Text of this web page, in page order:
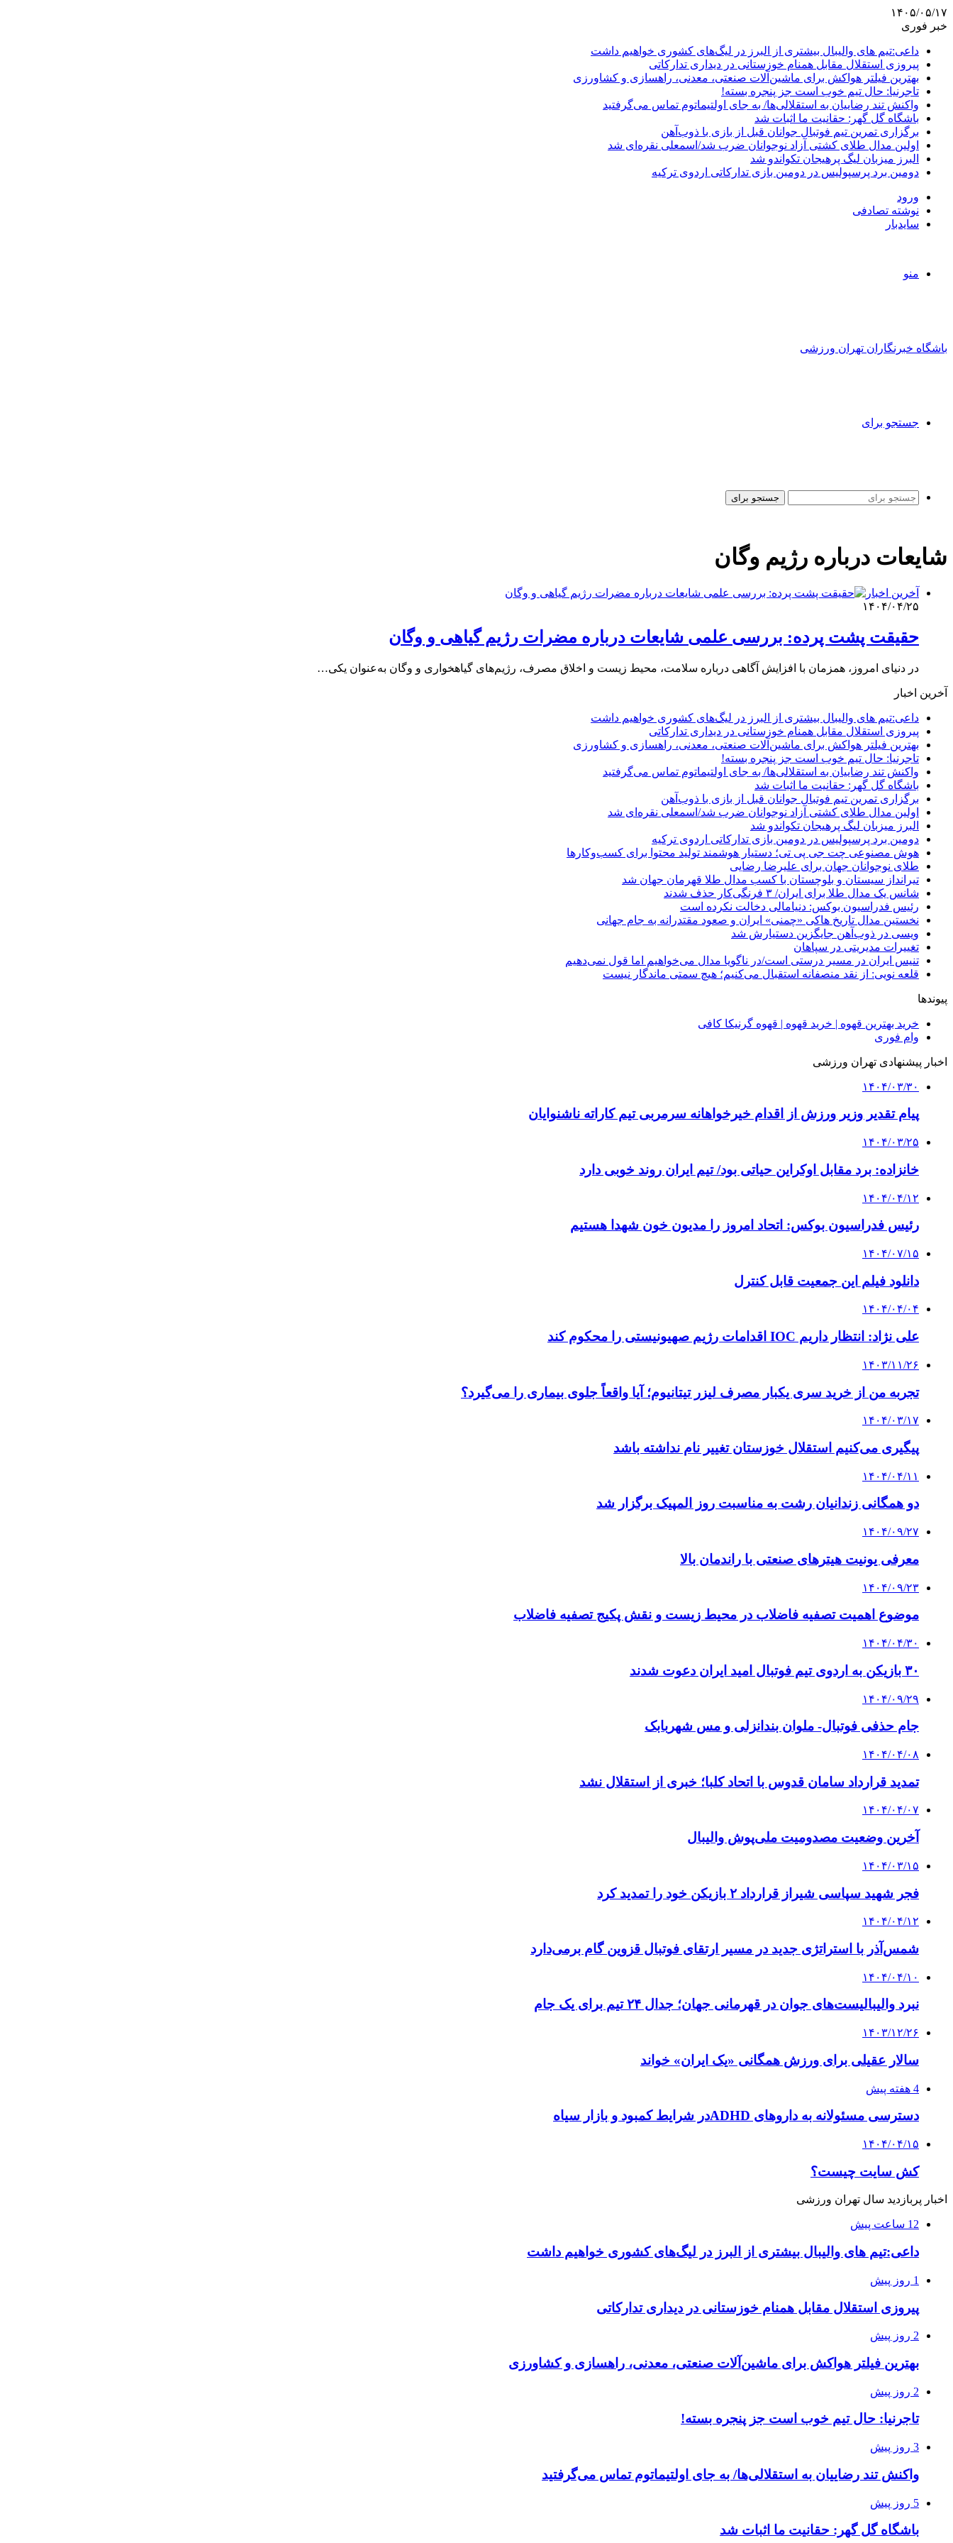
۱۴۰۵/۰۵/۱۷
خبر فوری
داعی:تیم های والیبال بیشتری از البرز در لیگ‌های کشوری خواهیم داشت
پیروزی استقلال مقابل همنام خوزستانی در دیداری تدارکاتی
بهترین فیلتر هواکش برای ماشین‌آلات صنعتی، معدنی، راهسازی و کشاورزی
تاجرنیا: حال تیم خوب است جز پنجره بسته!
واکنش تند رضاییان به استقلالی‌ها/ به جای اولتیماتوم تماس می‌گرفتید
باشگاه گل گهر: حقانیت ما اثبات شد
برگزاری تمرین تیم فوتبال جوانان قبل از بازی با ذوب‌آهن
اولین مدال طلای کشتی آزاد نوجوانان ضرب شد/اسمعلی نقره‌ای شد
البرز میزبان لیگ پرهیجان تکواندو شد
دومین برد پرسپولیس در دومین بازی تدارکاتی اردوی ترکیه
ورود
نوشته تصادفی
سایدبار
منو
باشگاه خبرنگاران تهران ورزشی
جستجو برای
جستجو برای
شایعات درباره رژیم وگان
آخرین اخبار
۱۴۰۴/۰۴/۲۵
حقیقت پشت پرده: بررسی علمی شایعات درباره مضرات رژیم گیاهی و وگان
در دنیای امروز، همزمان با افزایش آگاهی درباره سلامت، محیط‌ زیست و اخلاق مصرف، رژیم‌های گیاهخواری و وگان به‌عنوان یکی…
آخرین اخبار
داعی:تیم های والیبال بیشتری از البرز در لیگ‌های کشوری خواهیم داشت
پیروزی استقلال مقابل همنام خوزستانی در دیداری تدارکاتی
بهترین فیلتر هواکش برای ماشین‌آلات صنعتی، معدنی، راهسازی و کشاورزی
تاجرنیا: حال تیم خوب است جز پنجره بسته!
واکنش تند رضاییان به استقلالی‌ها/ به جای اولتیماتوم تماس می‌گرفتید
باشگاه گل گهر: حقانیت ما اثبات شد
برگزاری تمرین تیم فوتبال جوانان قبل از بازی با ذوب‌آهن
اولین مدال طلای کشتی آزاد نوجوانان ضرب شد/اسمعلی نقره‌ای شد
البرز میزبان لیگ پرهیجان تکواندو شد
دومین برد پرسپولیس در دومین بازی تدارکاتی اردوی ترکیه
هوش مصنوعی چت جی پی تی؛ دستیار هوشمند تولید محتوا برای کسب‌وکارها
طلای نوجوانان جهان برای علیرضا رضایی
تیرانداز سیستان و بلوچستان با کسب مدال طلا قهرمان جهان شد
شانس یک مدال طلا برای ایران/ ۳ فرنگی‌کار حذف شدند
رئیس فدراسیون بوکس: دنیامالی دخالت نکرده است
نخستین مدال تاریخ هاکی «چمنی» ایران و صعود مقتدرانه به جام جهانی
ویسی در ذوب‌آهن جایگزین دستیارش شد
تغییرات مدیریتی در سپاهان
تنیس ایران در مسیر درستی است/در ناگویا مدال می‌خواهیم اما قول نمی‌دهیم
قلعه نویی: از نقد منصفانه استقبال می‌کنیم؛ هیچ سمتی ماندگار نیست
پیوندها
خرید بهترین قهوه | خرید قهوه | قهوه گرنیکا کافی
وام فوری
اخبار پیشنهادی تهران ورزشی
۱۴۰۴/۰۳/۳۰
پیام تقدیر وزیر ورزش از اقدام خیرخواهانه سرمربی تیم کاراته ناشنوایان
۱۴۰۴/۰۳/۲۵
خانزاده: برد مقابل اوکراین حیاتی بود/ تیم ایران روند خوبی دارد
۱۴۰۴/۰۴/۱۲
رئیس فدراسیون بوکس: اتحاد امروز را مدیون خون شهدا هستیم
۱۴۰۴/۰۷/۱۵
دانلود فیلم این جمعیت قابل کنترل
۱۴۰۴/۰۴/۰۴
علی نژاد: انتظار داریم IOC اقدامات رژیم صهیونیستی را محکوم کند
۱۴۰۳/۱۱/۲۶
تجربه من از خرید سری یکبار مصرف لیزر تیتانیوم؛ آیا واقعاً جلوی بیماری را می‌گیرد؟
۱۴۰۴/۰۳/۱۷
پیگیری می‌کنیم استقلال خوزستان تغییر نام نداشته باشد
۱۴۰۴/۰۴/۱۱
دو همگانی زندانیان رشت به مناسبت روز المپیک برگزار شد
۱۴۰۴/۰۹/۲۷
معرفی یونیت هیترهای صنعتی با راندمان بالا
۱۴۰۴/۰۹/۲۳
موضوع اهمیت تصفیه فاضلاب در محیط زیست و نقش پکیج تصفیه فاضلاب
۱۴۰۴/۰۴/۳۰
۳۰ بازیکن به اردوی تیم فوتبال امید ایران دعوت شدند
۱۴۰۴/۰۹/۲۹
جام حذفی فوتبال- ملوان بندانزلی و مس شهربابک
۱۴۰۴/۰۴/۰۸
تمدید قرارداد سامان قدوس با اتحاد کلبا؛ خبری از استقلال نشد
۱۴۰۴/۰۴/۰۷
آخرین وضعیت مصدومیت ملی‌پوش والیبال
۱۴۰۴/۰۳/۱۵
فجر شهید سپاسی شیراز قرارداد ٢ بازیکن خود را تمدید کرد
۱۴۰۴/۰۴/۱۲
شمس‌آذر با استراتژی جدید در مسیر ارتقای فوتبال قزوین گام برمی‌دارد
۱۴۰۴/۰۴/۱۰
نبرد والیبالیست‌های جوان در قهرمانی جهان؛ جدال ۲۴ تیم برای یک جام
۱۴۰۳/۱۲/۲۶
سالار عقیلی برای ورزش همگانی «یک ایران» خواند
4 هفته پیش
دسترسی مسئولانه به داروهای ADHDدر شرایط کمبود و بازار سیاه
۱۴۰۴/۰۴/۱۵
کش سایت چیست؟
اخبار پربازدید سال تهران ورزشی
12 ساعت پیش
داعی:تیم های والیبال بیشتری از البرز در لیگ‌های کشوری خواهیم داشت
1 روز پیش
پیروزی استقلال مقابل همنام خوزستانی در دیداری تدارکاتی
2 روز پیش
بهترین فیلتر هواکش برای ماشین‌آلات صنعتی، معدنی، راهسازی و کشاورزی
2 روز پیش
تاجرنیا: حال تیم خوب است جز پنجره بسته!
3 روز پیش
واکنش تند رضاییان به استقلالی‌ها/ به جای اولتیماتوم تماس می‌گرفتید
5 روز پیش
باشگاه گل گهر: حقانیت ما اثبات شد